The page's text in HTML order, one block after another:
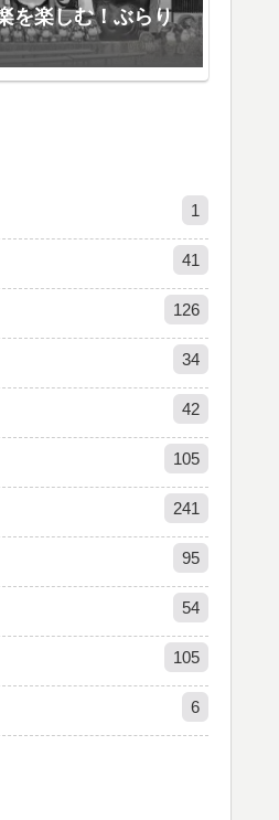
を楽しむ！ぶらり
1
41
126
34
42
105
241
95
54
105
6